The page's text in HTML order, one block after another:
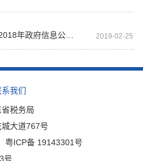
信息公开工作年度报告 2019-02-25
系我们
税务局
大道767号
粤ICP备 19143301号
号